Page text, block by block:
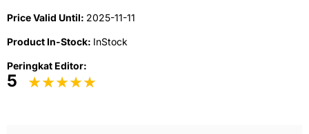
Price Valid Until: 2025-11-11
Product In-Stock: InStock
Peringkat Editor:
5